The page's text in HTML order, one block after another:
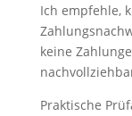
Ich empfehle,
keine
Praktische